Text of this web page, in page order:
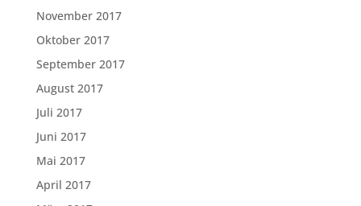
November 2017
Oktober 2017
September 2017
August 2017
Juli 2017
Juni 2017
Mai 2017
April 2017